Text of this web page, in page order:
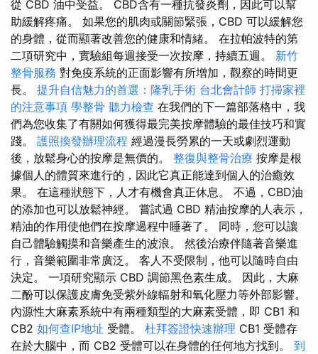
從 CBD 油中受益。 CBD含有一種抗發炎劑，因此可以幫
助緩解疼痛。 如果您的肌肉或關節緊張，CBD 可以緩解您
的身體，從而顯著改善您的健康和情緒。 在拉帕波特的第
二項研究中，實驗組每週接受一次按摩，持續五週。 新竹
整骨服務 對免疫系統的正面影響有所增加，觀察的時間更
長。 提升自信魅力的首選：隆乳手術 台北會計師 打掃家裡
的注意事項 學整骨 聽力檢查 在我們的下一篇部落格中，我
們為您收集了有關如何獲得最完美按摩體驗的最佳技巧和實
踐。 護照換發辦理流程 經過漫長勞累的一天或劇烈運動
後，放鬆身心的按摩是無價的。 整復與整骨治療 按摩是根
據個人的體質來進行的，因此它真正能達到個人的治癒效
果。 在這種狀態下，人才有機會真正休息。 不過，CBD油
的添加也可以放鬆神經。 嘗試過 CBD 精油按摩的人表示，
精油的作用使他們在按摩過程中睡著了。 同時，您可以讓
自己體驗觸摸和音樂產生的波浪。 然後治療伴隨著音樂進
行，音樂範圍非常廣泛。 客人不受限制，他可以隨時自由
決定。 一項研究顯示 CBD 調節黑色素生成。 因此，大麻
二酚可以保護皮膚免受紫外線輻射和氧化壓力等外部影響。
內源性大麻素系統中有兩種類型的大麻素受體，即 CB1 和
CB2 如何查IP地址 受體。 杜拜簽證快速辦理 CB1 受體存
在於大腦中，而 CB2 受體可以在身體的任何地方找到。 到